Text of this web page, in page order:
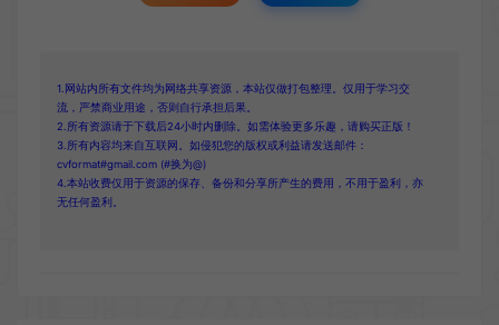
1.网站内所有文件均为网络共享资源，本站仅做打包整理。仅用于学习交
流，严禁商业用途，否则自行承担后果。
2.所有资源请于下载后24小时内删除。如需体验更多乐趣，请购买正版！
3.所有内容均来自互联网。如侵犯您的版权或利益请发送邮件：
cvformat#gmail.com (#换为@)
4.本站收费仅用于资源的保存、备份和分享所产生的费用，不用于盈利，亦
无任何盈利。